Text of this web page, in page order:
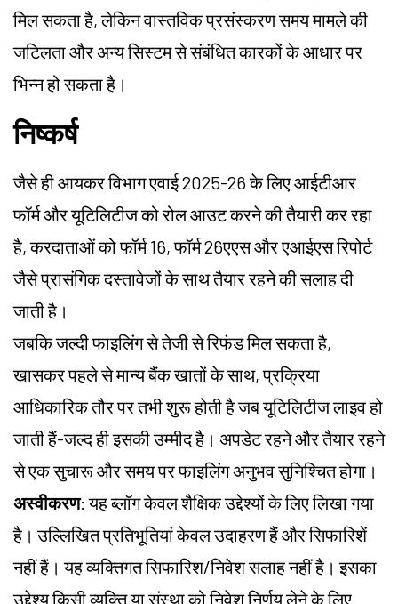
मिल सकता है, लेकिन वास्तविक प्रसंस्करण समय मामले की
जटिलता और अन्य सिस्टम से संबंधित कारकों के आधार पर
भिन्न हो सकता है।
निष्कर्ष
जैसे ही आयकर विभाग एवाई 2025-26 के लिए आईटीआर
फॉर्म और यूटिलिटीज को रोल आउट करने की तैयारी कर रहा
है, करदाताओं को फॉर्म 16, फॉर्म 26एएस और एआईएस रिपोर्ट
जैसे प्रासंगिक दस्तावेजों के साथ तैयार रहने की सलाह दी
जाती है।
जबकि जल्दी फाइलिंग से तेजी से रिफंड मिल सकता है,
खासकर पहले से मान्य बैंक खातों के साथ, प्रक्रिया
आधिकारिक तौर पर तभी शुरू होती है जब यूटिलिटीज लाइव हो
जाती हैं-जल्द ही इसकी उम्मीद है। अपडेट रहने और तैयार रहने
से एक सुचारू और समय पर फाइलिंग अनुभव सुनिश्चित होगा।
अस्वीकरण: यह ब्लॉग केवल शैक्षिक उद्देश्यों के लिए लिखा गया
है। उल्लिखित प्रतिभूतियां केवल उदाहरण हैं और सिफारिशें
नहीं हैं। यह व्यक्तिगत सिफारिश/निवेश सलाह नहीं है। इसका
उद्देश्य किसी व्यक्ति या संस्था को निवेश निर्णय लेने के लिए